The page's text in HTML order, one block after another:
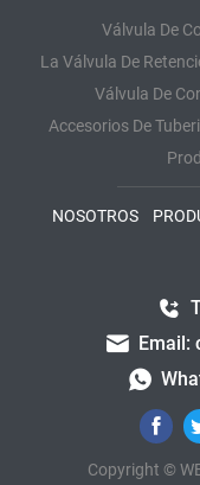
Válvula De
La Válvula De
Válvula De
Accesorios De
NOSOTROS
Email:
Copyright ©